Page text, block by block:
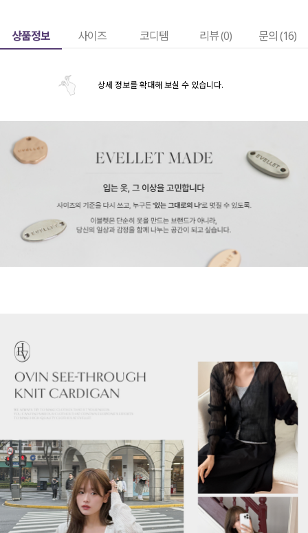
상품정보 사이즈 코디템 리뷰 (0) 문의 (16)
상세 정보를 확대해 보실 수 있습니다.